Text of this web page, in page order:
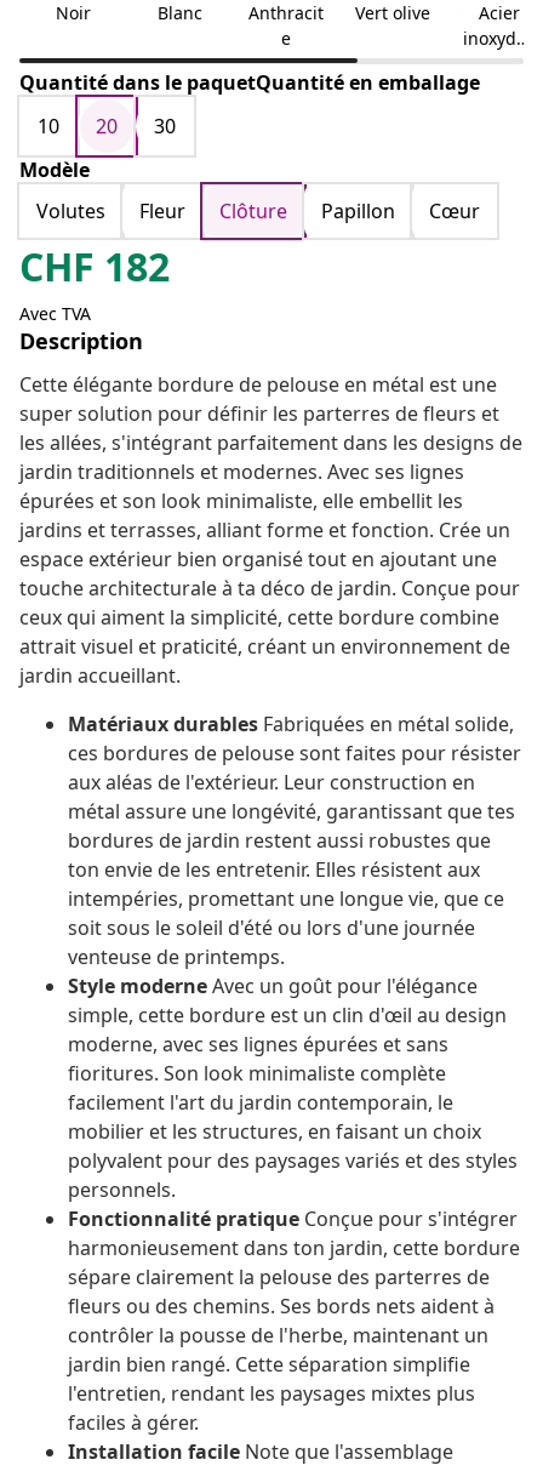
Noir Blanc
Anthracit
e
Vert olive
Acier
inoxydab
le
Quantité dans le paquetQuantité en emballage
10
20
30
Modèle
Volutes
Fleur Clôture Papillon Cœur
CHF 182
Avec TVA
Description
Cette élégante bordure de pelouse en métal est une
super solution pour définir les parterres de fleurs et
les allées, s'intégrant parfaitement dans les designs de
jardin traditionnels et modernes. Avec ses lignes
épurées et son look minimaliste, elle embellit les
jardins et terrasses, alliant forme et fonction. Crée un
espace extérieur bien organisé tout en ajoutant une
touche architecturale à ta déco de jardin. Conçue pour
ceux qui aiment la simplicité, cette bordure combine
attrait visuel et praticité, créant un environnement de
jardin accueillant.
Matériaux durables Fabriquées en métal solide,
ces bordures de pelouse sont faites pour résister
aux aléas de l'extérieur. Leur construction en
métal assure une longévité, garantissant que tes
bordures de jardin restent aussi robustes que
ton envie de les entretenir. Elles résistent aux
intempéries, promettant une longue vie, que ce
soit sous le soleil d'été ou lors d'une journée
venteuse de printemps.
Style moderneAvec un goût pour l'élégance
simple, cette bordure est un clin d'œil au design
moderne, avec ses lignes épurées et sans
fioritures. Son look minimaliste complète
facilement l'art du jardin contemporain, le
mobilier et les structures, en faisant un choix
polyvalent pour des paysages variés et des styles
personnels.
Fonctionnalité pratique Conçue pour s'intégrer
harmonieusement dans ton jardin, cette bordure
sépare clairement la pelouse des parterres de
fleurs ou des chemins. Ses bords nets aident à
contrôler la pousse de l'herbe, maintenant un
jardin bien rangé. Cette séparation simplifie
l'entretien, rendant les paysages mixtes plus
faciles à gérer.
Installation facile Note que l'assemblage